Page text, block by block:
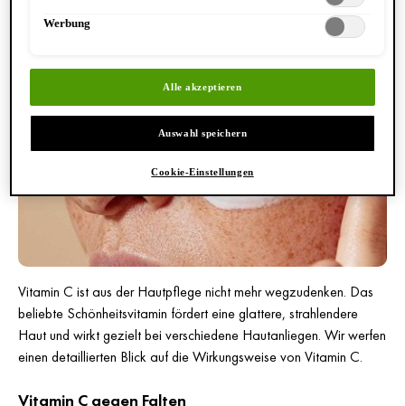
WELCHE WIRKUNG HAT VITAMIN C
Vitamin C ist aus der Hautpflege nicht mehr wegzudenken. Das
beliebte Schönheitsvitamin fördert eine glattere, strahlendere
Haut und wirkt gezielt bei verschiedene Hautanliegen. Wir werfen
einen detaillierten Blick auf die Wirkungsweise von Vitamin C.
Vitamin C gegen Falten
Werbung
Alle akzeptieren
Auswahl speichern
Cookie-Einstellungen